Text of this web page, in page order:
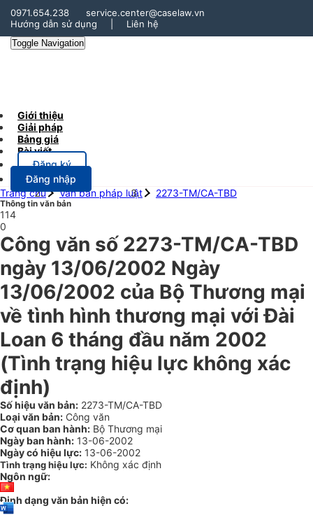
0971.654.238
service.center@caselaw.vn
Hướng dẫn sử dụng
Liên hệ
Toggle Navigation
Giới thiệu
Giải pháp
Bảng giá
Bài viết
Đăng ký
Đăng nhập
Trang chủ
Văn bản pháp luật 2273-TM/CA-TBD
Thông tin văn bản
114
0
Công văn số 2273-TM/CA-TBD
ngày 13/06/2002 Ngày
13/06/2002 của Bộ Thương mại
về tình hình thương mại với Đài
Loan 6 tháng đầu năm 2002
(Tình trạng hiệu lực không xác
định)
Số hiệu văn bản: 2273-TM/CA-TBD
Loại văn bản: Công văn
Cơ quan ban hành: Bộ Thương mại
Ngày ban hành: 13-06-2002
Ngày có hiệu lực: 13-06-2002
Tình trạng hiệu lực: Không xác định
Ngôn ngữ:
Định dạng văn bản hiện có: